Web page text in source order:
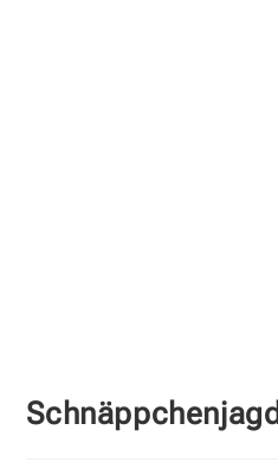
Schnäppchenjagd